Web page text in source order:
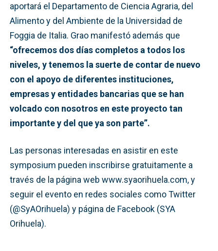
aportará el Departamento de Ciencia Agraria, del
Alimento y del Ambiente de la Universidad de
Foggia de Italia. Grao manifestó además que
“ofrecemos dos días completos a todos los
niveles, y tenemos la suerte de contar de nuevo
con el apoyo de diferentes instituciones,
empresas y entidades bancarias que se han
volcado con nosotros en este proyecto tan
importante y del que ya son parte”.
Las personas interesadas en asistir en este
symposium pueden inscribirse gratuitamente a
través de la página web www.syaorihuela.com, y
seguir el evento en redes sociales como Twitter
(@SyAOrihuela) y página de Facebook (SYA
Orihuela).